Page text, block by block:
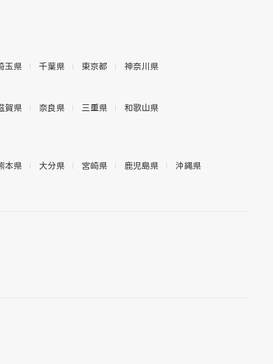
玉県 千葉県 東京都 神奈川県
賀県 奈良県 三重県 和歌山県
本県 大分県 宮崎県 鹿児島県 沖縄県